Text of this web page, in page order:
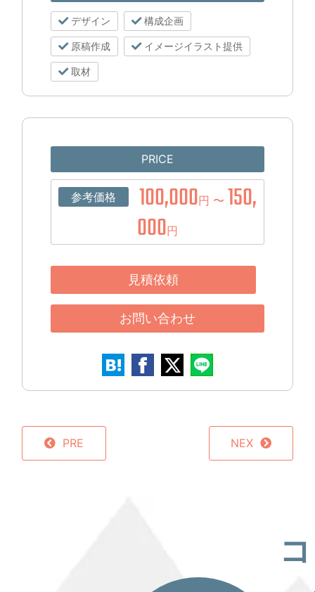
デザイン 構成企画
原稿作成 イメージイラスト提供
取材
PRICE
参考価格 100,000円 〜 150,
000円
見積依頼
お問い合わせ
PRE NEX